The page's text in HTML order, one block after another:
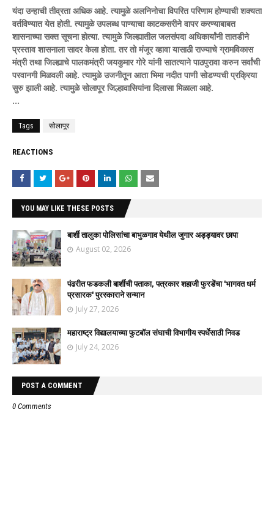
यंदा उन्हाची तीव्रता अधिक आहे. त्यामुळे अलनिनोचा विपरित परिणाम होण्याची शक्यता
वर्तविण्यात येत होती. त्यामुळे उपलब्ध पाण्याचा काटकसरीने वापर करण्याबाबत
शासनाच्या सक्त सूचना होत्या. त्यामुळे जिल्ह्यातील जलसंपदा अधिकार्यांनी तातडीने
प्रस्ताव शासनाला सादर केला होता. तर तो मंजूर व्हावा यासाठी राज्याचे ग्रामविकास
मंत्री तथा जिल्ह्याचे पालकमंत्री जयकुमार गोरे यांनी सातत्याने पाठपुरावा करुन सर्वांची
परवानगी मिळवली आहे. त्यामुळे उजनीतून आता भिमा नदीत पाणी सोडण्यची प्रक्रिया
सुरु झाली आहे. त्यामुळे सोलापूर जिल्हावासियांना दिलासा मिळाला आहे.
...
Tags सोलापूर
REACTIONS
YOU MAY LIKE THESE POSTS
बार्शी तालुका पोलिसांचा बाभुळगाव येथील जुगार अड्ड्यावर छापा
August 02, 2026
पंढरीत फडकली बार्शीची पताका, पत्रकार शहाजी फुरडेंचा 'भागवत धर्म
प्रसारक' पुरस्काराने सन्मान
July 27, 2026
महाराष्ट्र विद्यालयाच्या फुटबॉल संघाची विभागीय स्पर्धेसाठी निवड
July 24, 2026
POST A COMMENT
0 Comments